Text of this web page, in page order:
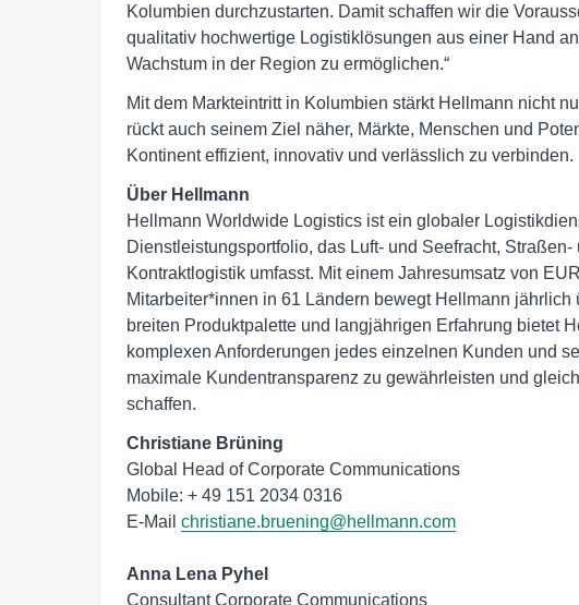
Kolumbien durchzustarten. Damit schaffen wir die
qualitativ hochwertige Logistiklösungen aus einer Hand
Wachstum in der Region zu ermöglichen.“
Mit dem Markteintritt in Kolumbien stärkt Hellmann nicht
rückt auch seinem Ziel näher, Märkte, Menschen und
Kontinent effizient, innovativ und verlässlich zu verbinden.
Über Hellmann
Hellmann Worldwide Logistics ist ein globaler
Dienstleistungsportfolio, das Luft- und Seefracht,
Kontraktlogistik umfasst. Mit einem Jahresumsatz von
Mitarbeiter*innen in 61 Ländern bewegt Hellmann
breiten Produktpalette und langjährigen Erfahrung bietet
komplexen Anforderungen jedes einzelnen Kunden und
maximale Kundentransparenz zu gewährleisten und
schaffen.
Christiane Brüning
Global Head of Corporate Communications
Mobile: + 49 151 2034 0316
E-Mail christiane.bruening@hellmann.com
Anna Lena Pyhel
Consultant Corporate Communications